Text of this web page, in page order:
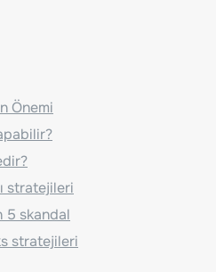
Önemi
stratejileri
5 skandal
stratejileri